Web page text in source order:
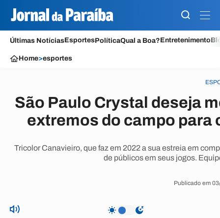
Últimas NotíciasEsportesPolíticaQual a Boa?Entretenimento
Home>esportes
São Paulo Crystal deseja
extremos do campo para
Tricolor Canavieiro, que faz em 2022 a sua estreia em
de públicos em seus jogos.
Publicado em